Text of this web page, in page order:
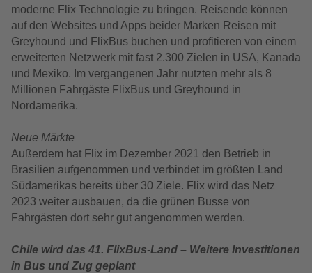
moderne Flix Technologie zu bringen. Reisende können
auf den Websites und Apps beider Marken Reisen mit
Greyhound und FlixBus buchen und profitieren von einem
erweiterten Netzwerk mit fast 2.300 Zielen in USA, Kanada
und Mexiko. Im vergangenen Jahr nutzten mehr als 8
Millionen Fahrgäste FlixBus und Greyhound in
Nordamerika.
Neue Märkte
Außerdem hat Flix im Dezember 2021 den Betrieb in
Brasilien aufgenommen und verbindet im größten Land
Südamerikas bereits über 30 Ziele. Flix wird das Netz
2023 weiter ausbauen, da die grünen Busse von
Fahrgästen dort sehr gut angenommen werden.
Chile wird das 41. FlixBus-Land – Weitere Investitionen
in Bus und Zug geplant